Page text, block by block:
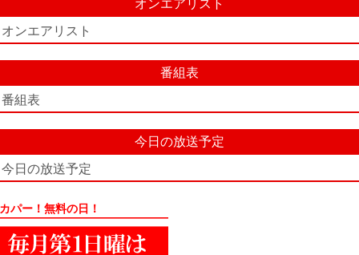
オンエアリスト
番組表
番組表
今日の放送予定
今日の放送予定
パー！無料の日！